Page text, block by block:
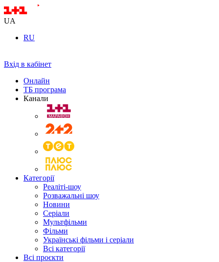
UA
RU
Вхід в кабінет
Онлайн
ТБ програма
Канали
Категорії
Реаліті-шоу
Розважальні шоу
Новини
Серіали
Мультфільми
Фільми
Українські фільми і серіали
Всі категорії
Всі проєкти